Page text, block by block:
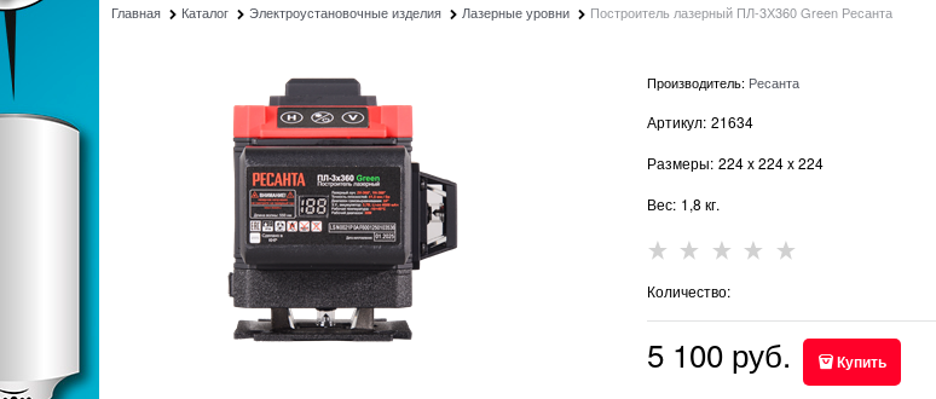
Главная Каталог Электроустановочные изделия Лазерные уровни Построитель лазерный ПЛ-3Х360 Green Ресанта
Производитель: Ресанта
Артикул: 21634
Размеры: 224x224x224
Вес: 1,8 кг.
Количество:
5 100 руб. Купить